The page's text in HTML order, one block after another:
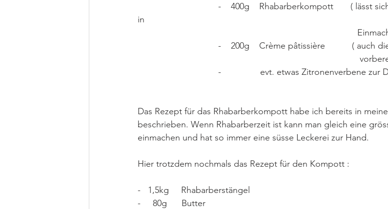
in
-    200g    Crème pâtissière
-                evt. etwas Zitronenverbene
Das Rezept für das Rhabarberkompott habe ich bereits in
beschrieben. Wenn Rhabarberzeit ist kann man gleich eine
einmachen und hat so immer eine süsse Leckerei zur Hand.
Hier trotzdem nochmals das Rezept für den Kompott :
-   1,5kg     Rhabarberstängel
-     80g      Butter